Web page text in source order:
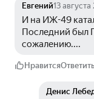
Евгений13
И на ИЖ-49
Последний был
сожалению....
Нравится
Денис